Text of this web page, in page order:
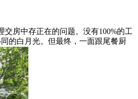
房中存正在的问题。没有100%的工
的白月光。但最终，一面跟尾餐厨